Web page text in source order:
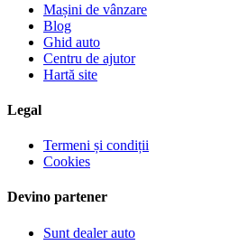
Mașini de vânzare
Blog
Ghid auto
Centru de ajutor
Hartă site
Legal
Termeni și condiții
Cookies
Devino partener
Sunt dealer auto